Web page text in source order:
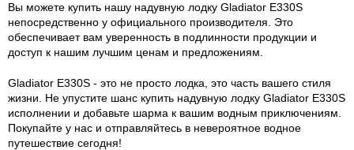
Вы можете купить нашу надувную лодку Gladiator E330S
непосредственно у официального производителя. Это
обеспечивает вам уверенность в подлинности продукции и
доступ к нашим лучшим ценам и предложениям.
Gladiator E330S - это не просто лодка, это часть вашего стиля
жизни. Не упустите шанс купить надувную лодку Gladiator E330S
исполнении и добавьте шарма к вашим водным приключениям.
Покупайте у нас и отправляйтесь в невероятное водное
путешествие сегодня!